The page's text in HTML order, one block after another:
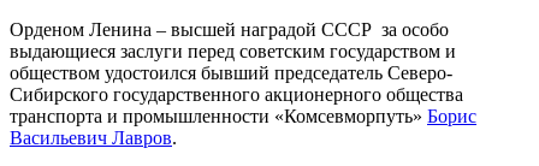
Орденом Ленина – высшей наградой СССР за особо
выдающиеся заслуги перед советским государством и
обществом удостоился бывший председатель Северо-
Сибирского государственного акционерного общества
транспорта и промышленности «Комсевморпуть» Борис
Васильевич Лавров.